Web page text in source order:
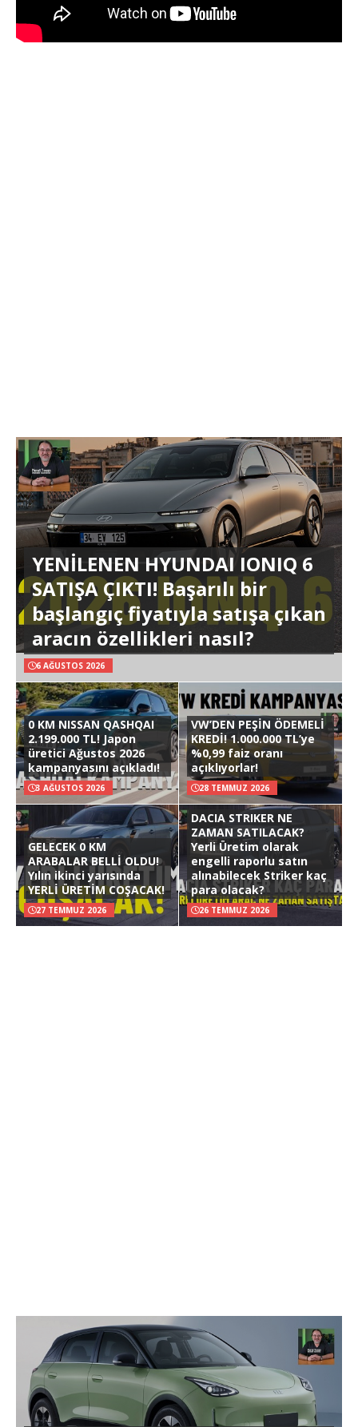
YENİLENEN HYUNDAI IONIQ 6
SATIŞA ÇIKTI! Başarılı bir
başlangıç fiyatıyla satışa çıkan
aracın özellikleri nasıl?
6 AĞUSTOS 2026
0 KM NISSAN QASHQAI
2.199.000 TL! Japon
üretici Ağustos 2026
kampanyasını açıkladı!
3 AĞUSTOS 2026
VW’DEN PEŞİN ÖDEMELİ
KREDİ! 1.000.000 TL’ye
%0,99 faiz oranı
açıklıyorlar!
28 TEMMUZ 2026
GELECEK 0 KM
ARABALAR BELLİ OLDU!
Yılın ikinci yarısında
YERLİ ÜRETİM COŞACAK!
27 TEMMUZ 2026
DACIA STRIKER NE
ZAMAN SATILACAK?
Yerli Üretim olarak
engelli raporlu satın
alınabilecek Striker kaç
para olacak?
26 TEMMUZ 2026